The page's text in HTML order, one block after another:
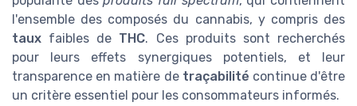
l'ensemble des composés du cannabis, y compris des
taux faibles de THC. Ces produits sont recherchés
pour leurs effets synergiques potentiels, et leur
transparence en matière de traçabilité continue d'être
un critère essentiel pour les consommateurs informés.